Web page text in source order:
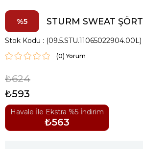
5 STURM SWEAT ŞÖRT
Stok Kodu (09.5.STU.11065022904.00L)
(0)
₺624
₺593
Havale İle Ekstra %5 İndirim
₺563